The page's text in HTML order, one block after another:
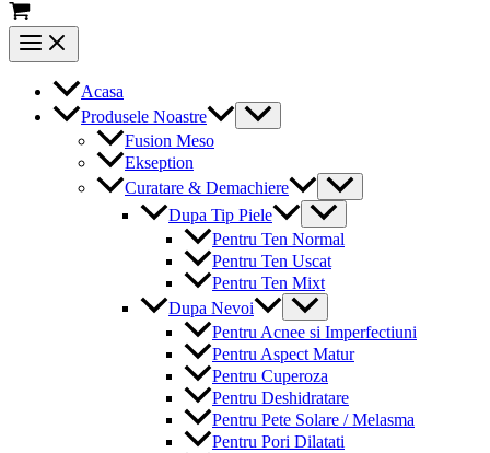
Main
Menu
Acasa
Produsele Noastre
Menu
Toggle
Fusion Meso
Ekseption
Curatare & Demachiere
Menu
Toggle
Dupa Tip Piele
Menu
Toggle
Pentru Ten Normal
Pentru Ten Uscat
Pentru Ten Mixt
Dupa Nevoi
Menu
Toggle
Pentru Acnee si Imperfectiuni
Pentru Aspect Matur
Pentru Cuperoza
Pentru Deshidratare
Pentru Pete Solare / Melasma
Pentru Pori Dilatati